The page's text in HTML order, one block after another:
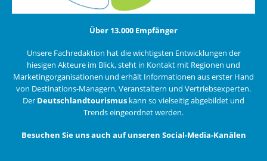
Über 13.000 Empfänger
Unsere Fachredaktion hat die wichtigsten Entwicklungen der
hiesigen Akteure im Blick, steht in Kontakt mit Regionen und
Marketingorganisationen und erhält Informationen aus erster Hand
von Destinations-Managern, Veranstaltern und Vertriebsexperten.
Der Deutschlandtourismus kann so vielseitig abgebildet und
Trends eingeordnet werden.
Besuchen Sie uns auch auf unseren Social-Media-Kanälen